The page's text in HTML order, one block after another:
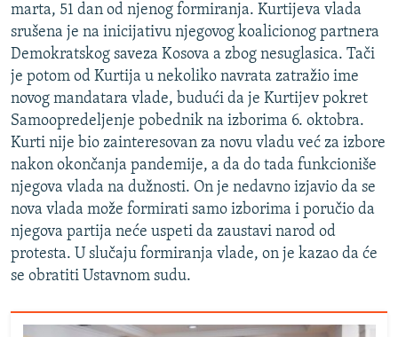
marta, 51 dan od njenog formiranja. Kurtijeva vlada
srušena je na inicijativu njegovog koalicionog partnera
Demokratskog saveza Kosova a zbog nesuglasica. Tači
je potom od Kurtija u nekoliko navrata zatražio ime
novog mandatara vlade, budući da je Kurtijev pokret
Samoopredeljenje pobednik na izborima 6. oktobra.
Kurti nije bio zainteresovan za novu vladu već za izbore
nakon okončanja pandemije, a da do tada funkcioniše
njegova vlada na dužnosti. On je nedavno izjavio da se
nova vlada može formirati samo izborima i poručio da
njegova partija neće uspeti da zaustavi narod od
protesta. U slučaju formiranja vlade, on je kazao da će
se obratiti Ustavnom sudu.